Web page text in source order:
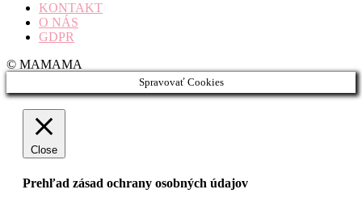
KONTAKT
O NÁS
GDPR
© MAMAMA
Spravovať Cookies
Close
Prehľad zásad ochrany osobných údajov